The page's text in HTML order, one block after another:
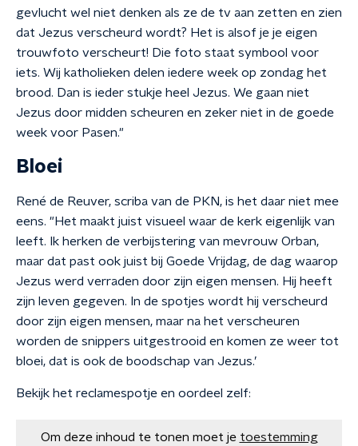
gevlucht wel niet denken als ze de tv aan zetten en zien
dat Jezus verscheurd wordt? Het is alsof je je eigen
trouwfoto verscheurt! Die foto staat symbool voor
iets. Wij katholieken delen iedere week op zondag het
brood. Dan is ieder stukje heel Jezus. We gaan niet
Jezus door midden scheuren en zeker niet in de goede
week voor Pasen."
Bloei
René de Reuver, scriba van de PKN, is het daar niet mee
eens. "Het maakt juist visueel waar de kerk eigenlijk van
leeft. Ik herken de verbijstering van mevrouw Orban,
maar dat past ook juist bij Goede Vrijdag, de dag waarop
Jezus werd verraden door zijn eigen mensen. Hij heeft
zijn leven gegeven. In de spotjes wordt hij verscheurd
door zijn eigen mensen, maar na het verscheuren
worden de snippers uitgestrooid en komen ze weer tot
bloei, dat is ook de boodschap van Jezus.’
Bekijk het reclamespotje en oordeel zelf:
Om deze inhoud te tonen moet je toestemming